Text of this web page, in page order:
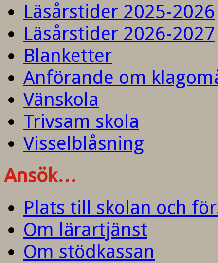
Läsårstider 2025-2026
Läsårstider 2026-2027
Blanketter
Anförande om
Vänskola
Trivsam skola
Visselblåsning
Ansök…
Plats till skolan och
Om lärartjänst
Om stödkassan